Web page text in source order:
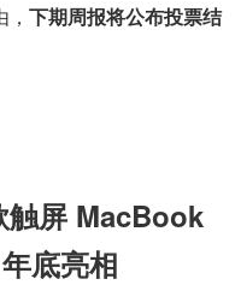
下期周报将公布投票结
触屏 MacBook
底亮相